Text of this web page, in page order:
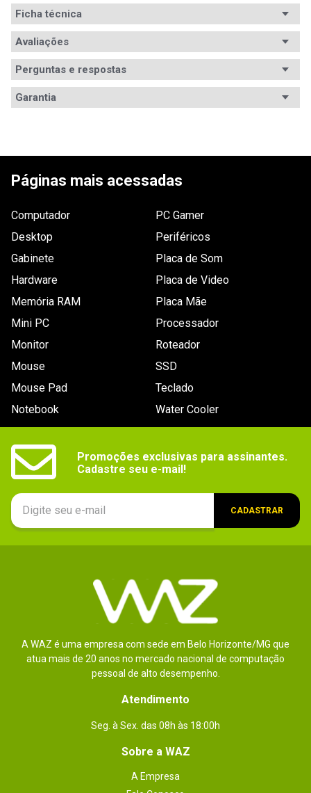
Ficha técnica
Segmento
Padrão DDR4
Capacidade
Características Dissipador, Intel XMP
Dimensões
Conteúdo da
1x Memória DDR4 - 32GB (2x 16GB) / 3.200MHz -
Avaliações
Avaliações
ESCREVER AVALIAÇÃO
Perguntas e respostas
Garantia
Páginas mais acessadas
Computador
Desktop
Gabinete
Hardware
Memória RAM
Mini PC
Monitor
Mouse
Mouse Pad
Notebook
PC Gamer
Periféricos
Placa de Som
Placa de Video
Placa Mãe
Processador
Roteador
SSD
Teclado
Water Cooler
Promoções exclusivas para assinantes.
Cadastre seu e-mail!
CADASTRAR
A WAZ é uma empresa com sede em Belo Horizonte/MG que
atua mais de 20 anos no mercado nacional de computação
pessoal de alto desempenho.
Atendimento
Seg. à Sex. das 08h às 18:00h
Sobre a WAZ
A Empresa